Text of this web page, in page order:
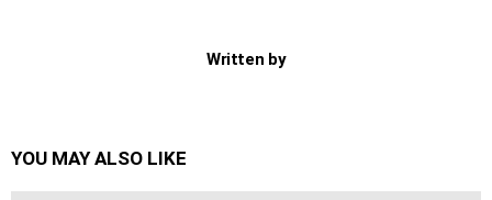
Written by
YOU MAY ALSO LIKE